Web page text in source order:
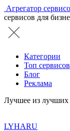
Агрегатор
сервисов для
Категории
Топ сервисов
Блог
Реклама
Лучшее из лучших
LYHARU